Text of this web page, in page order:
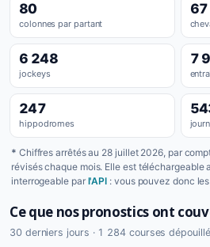
80
colonnes par partant
6 248
jockeys
7
247
hippodromes
* Chiffres arrêtés au 28 juillet 2026, par
révisés chaque mois. Elle est téléchargeable
interrogeable par l'API : vous pouvez donc
Ce que nos pronostics ont
30 derniers jours · 1 284 courses